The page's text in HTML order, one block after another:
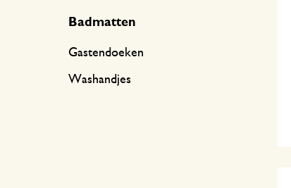
Badmatten
Gastendoeken
Washandjes